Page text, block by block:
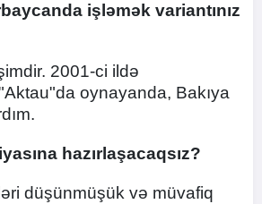
işləmək variantınız
2001-ci ildə
oynayanda, Bakıya
hazırlaşacaqsız?
düşünmüşük və müvafiq